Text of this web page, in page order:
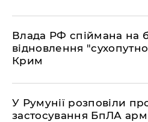
Влада РФ спіймана на
відновлення
Крим
У Румунії розповіли
застосування БпЛА